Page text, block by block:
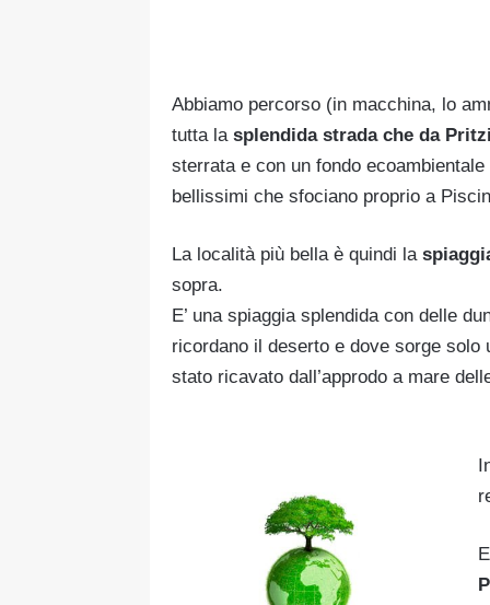
Abbiamo percorso (in macchina, lo
tutta la splendida strada che da
sterrata e con un fondo
bellissimi che sfociano proprio a
La località più bella è quindi la
sopra.
E’ una spiaggia splendida con delle
ricordano il deserto e dove sorge
stato ricavato dall’approdo a mare